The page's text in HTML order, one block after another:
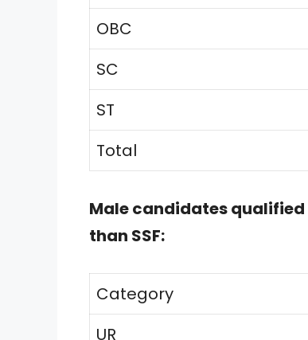
OBC
SC
ST
Total
Male candidates
than SSF:
Category
UR